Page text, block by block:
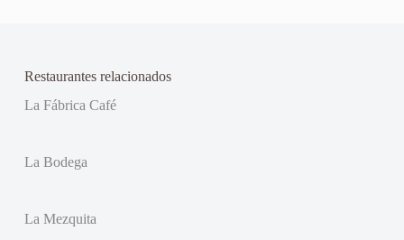
Restaurantes relacionados
La Fábrica Café
La Bodega
La Mezquita